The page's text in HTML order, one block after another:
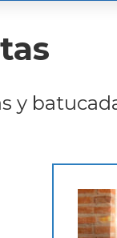
y